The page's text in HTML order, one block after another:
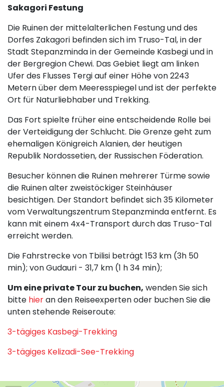
Sakagori Festung
Die Ruinen der mittelalterlichen Festung und des
Dorfes Zakagori befinden sich im Truso-Tal, in der
Stadt Stepanzminda in der Gemeinde Kasbegi und in
der Bergregion Chewi. Das Gebiet liegt am linken
Ufer des Flusses Tergi auf einer Höhe von 2243
Metern über dem Meeresspiegel und ist der perfekte
Ort für Naturliebhaber und Trekking.
Das Fort spielte früher eine entscheidende Rolle bei
der Verteidigung der Schlucht. Die Grenze geht zum
ehemaligen Königreich Alanien, der heutigen
Republik Nordossetien, der Russischen Föderation.
Besucher können die Ruinen mehrerer Türme sowie
die Ruinen alter zweistöckiger Steinhäuser
besichtigen. Der Standort befindet sich 35 Kilometer
vom Verwaltungszentrum Stepanzminda entfernt. Es
kann mit einem 4x4-Transport durch das Truso-Tal
erreicht werden.
Die Fahrstrecke von Tbilisi beträgt 153 km (3h 50
min); von Gudauri - 31,7 km (1 h 34 min);
Um eine private Tour zu buchen, wenden Sie sich
bitte hieran den Reiseexperten oder buchen Sie die
unten stehende Reiseroute:
3-tägiges Kasbegi-Trekking
3-tägiges Kelizadi-See-Trekking